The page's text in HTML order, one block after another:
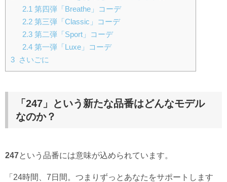
2.1 第四弾「Breathe」コーデ
2.2第三弾「Classic」コーデ
2.3第二弾「Sport」コーデ
2.4第一弾「Luxe」コーデ
3 さいごに
「247」という新たな品番はどんなモデル
なのか？
247という品番には意味が込められています。
「24時間、7日間。つまりずっとあなたをサポートします